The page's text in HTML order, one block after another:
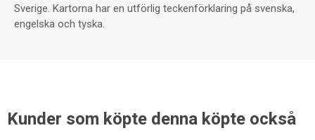
Sverige. Kartorna har en utförlig teckenförklaring på svenska,
engelska och tyska.
Kunder som köpte denna köpte också